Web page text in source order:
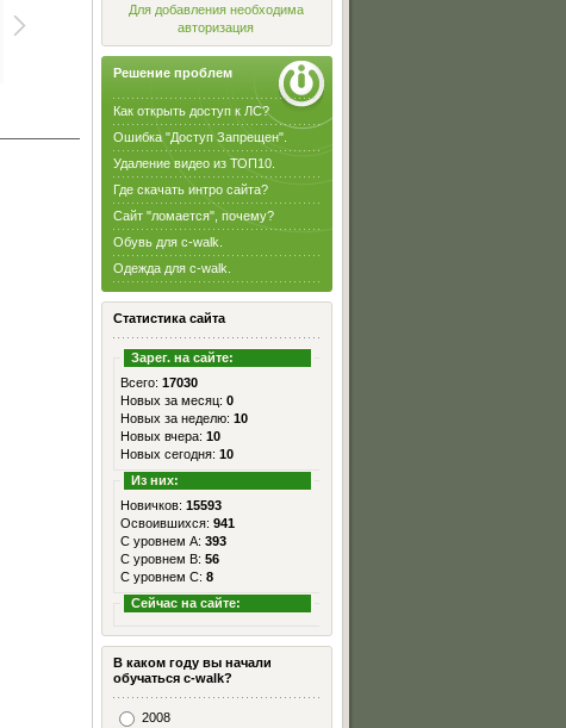
Для добавления необходима
авторизация
Решение проблем
Как открыть доступ к ЛС?
Ошибка "Доступ Запрещен".
Удаление видео из ТОП10.
Где скачать интро сайта?
Сайт "ломается", почему?
Обувь для c-walk.
Одежда для c-walk.
Статистика сайта
Зарег. на сайте:
Всего: 17030
Новых за месяц: 0
Новых за неделю: 10
Новых вчера: 10
Новых сегодня: 10
Из них:
Новичков: 15593
Освоившихся: 941
С уровнем А: 393
С уровнем B: 56
С уровнем C: 8
Сейчас на сайте:
В каком году вы начали
обучаться c-walk?
2008